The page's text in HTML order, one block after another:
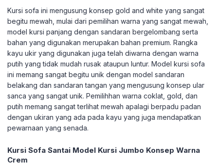
Kursi sofa ini mengusung konsep gold and white yang sangat
begitu mewah, mulai dari pemilihan warna yang sangat mewah,
model kursi panjang dengan sandaran bergelombang serta
bahan yang digunakan merupakan bahan premium. Rangka
kayu ukir yang digunakan juga telah diwarna dengan warna
putih yang tidak mudah rusak ataupun luntur. Model kursi sofa
ini memang sangat begitu unik dengan model sandaran
belakang dan sandaran tangan yang mengusung konsep ular
sanca yang sangat unik. Pemilihhan warna coklat, gold, dan
putih memang sangat terlihat mewah apalagi berpadu padan
dengan ukiran yang ada pada kayu yang juga mendapatkan
pewarnaan yang senada.
Kursi Sofa Santai Model Kursi Jumbo Konsep Warna
Crem